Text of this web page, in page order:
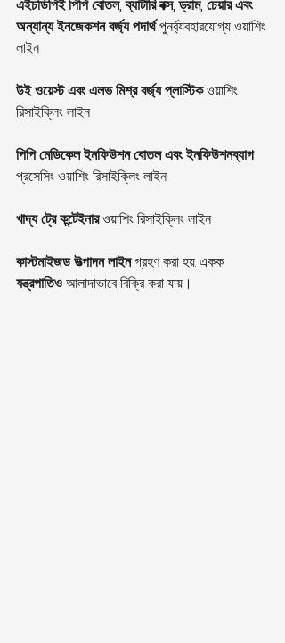
এইচডিপিই পিপি বোতল, ব্যাটারি বক্স, ড্রাম, চেয়ার এবং
অন্যান্য ইনজেকশন বর্জ্য পদার্থ পুনর্ব্যবহারযোগ্য ওয়াশিং
লাইন
উই ওয়েস্ট এবং এলভ মিশ্র বর্জ্য প্লাস্টিক ওয়াশিং
রিসাইক্লিং লাইন
পিপি মেডিকেল ইনফিউশন বোতল এবং ইনফিউশনব্যাগ
প্রসেসিং ওয়াশিং রিসাইক্লিং লাইন
খাদ্য ট্রে কন্টেইনার ওয়াশিং রিসাইক্লিং লাইন
কাস্টমাইজড উত্পাদন লাইন গ্রহণ করা হয়. একক
যন্ত্রপাতিও আলাদাভাবে বিক্রি করা যায়।